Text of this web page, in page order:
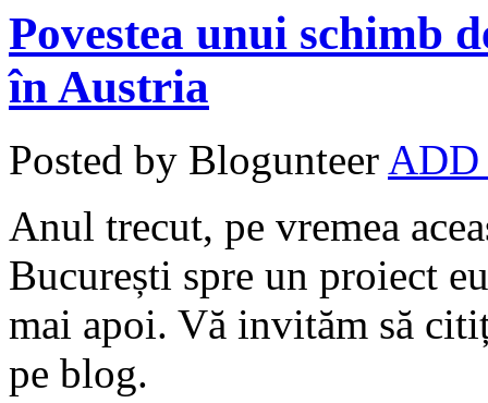
Povestea unui schimb
în Austria
Posted by Blogunteer
Anul trecut, pe vremea
București spre un proiect
mai apoi. Vă invităm să
pe blog.